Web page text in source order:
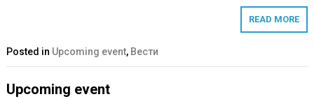
READ MORE
Posted in Upcoming event, Вести
Upcoming event